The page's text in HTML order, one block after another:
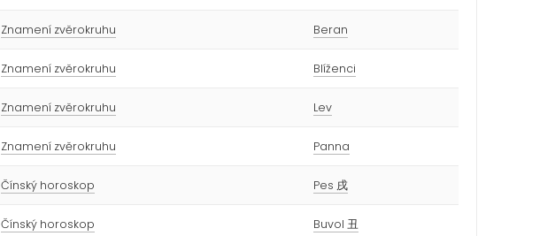
Znamení zvěrokruhu Beran
Znamení zvěrokruhu Blíženci
Znamení zvěrokruhu Lev
Znamení zvěrokruhu Panna
Čínský horoskop Pes 戌
Čínský horoskop Buvol 丑